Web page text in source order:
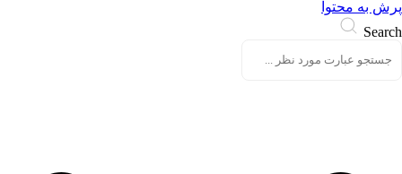
پرش به محتوا
Search